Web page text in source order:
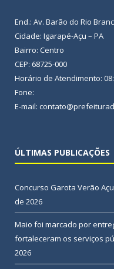
End.: Av. Barão do Rio
Cidade: Igarapé-Açu – PA
Bairro: Centro
CEP: 68725-000
Horário de Atendimento:
Fone:
E-mail:
ÚLTIMAS PUBLICAÇÕES
Concurso Garota Verão
de 2026
Maio foi marcado por
fortaleceram os serviços
2026